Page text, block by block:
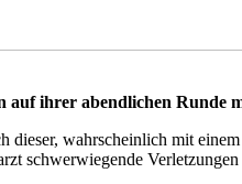
auf ihrer abendlichen Runde
wahrscheinlich mit
schwerwiegende